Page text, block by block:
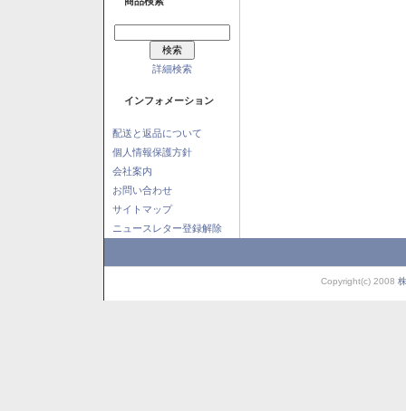
詳細検索
インフォメーション
配送と返品について
個人情報保護方針
会社案内
お問い合わせ
サイトマップ
ニュースレター登録解除
Copyright(c) 2008